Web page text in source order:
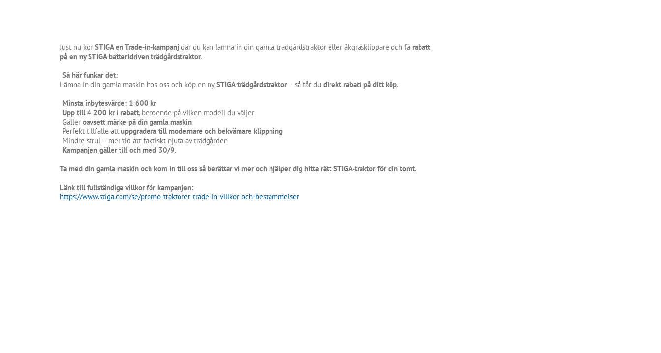
Just nu kör STIGA en Trade-in-kampanj där du kan lämna in din gamla trädgårdstraktor eller åkgräsklippare och få rabatt
på en ny STIGA batteridriven trädgårdstraktor.
Så här funkar det:
Lämna in din gamla maskin hos oss och köp en nySTIGA trädgårdstraktor– så får du direkt rabatt på ditt köp.
Minsta inbytesvärde: 1 600 kr
Upp till 4 200 kr i rabatt, beroende på vilken modell du väljer
Gäller oavsett märke på din gamla maskin
Perfekt tillfälle att uppgradera till modernare och bekvämare klippning
Mindre strul – mer tid att faktiskt njuta av trädgården
Kampanjen gäller till och med 30/9.
Ta med din gamla maskin och kom in till oss så berättar vi mer och hjälper dig hitta rätt STIGA-traktor för din tomt.
Länk till fullständiga villkor för kampanjen:
https://www.stiga.com/se/promo-traktorer-trade-in-villkor-och-bestammelser